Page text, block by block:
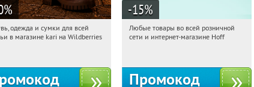
%
00:27:52 Получили:
одежда и сумки для всей
в магазине kari на Wildberries
-15%
00:27:52 Получили:
Любые товары во всей розничной
сети и интернет-магазине Hoff
Промокод